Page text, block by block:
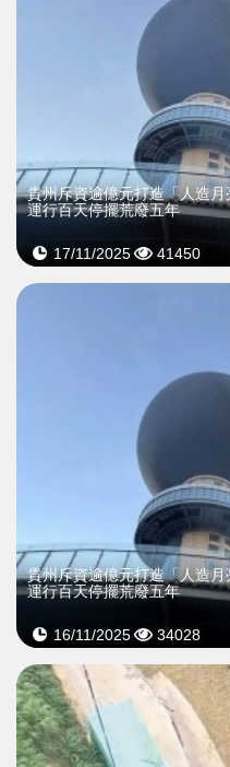
貴州斥資逾億元打造「人造月
運行百天停擺荒廢五年
17/11/2025 41450
貴州斥資逾億元打造「人造月
運行百天停擺荒廢五年
16/11/2025 34028